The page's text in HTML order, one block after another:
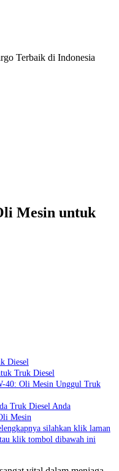
Terbaik di Indonesia
Mesin untuk
Diesel
Truk Diesel
40: Oli Mesin Unggul Truk
Truk Diesel Anda
Mesin
silahkan klik laman
klik tombol dibawah ini